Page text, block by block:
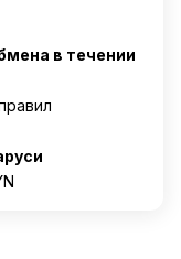
в течении